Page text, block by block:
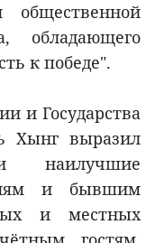
общественной
обладающего
к победе".
и Государства
Хынг выразил
наилучшие
и бывшим
и местных